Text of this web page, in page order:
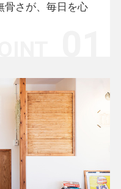
骨さが、毎日を心